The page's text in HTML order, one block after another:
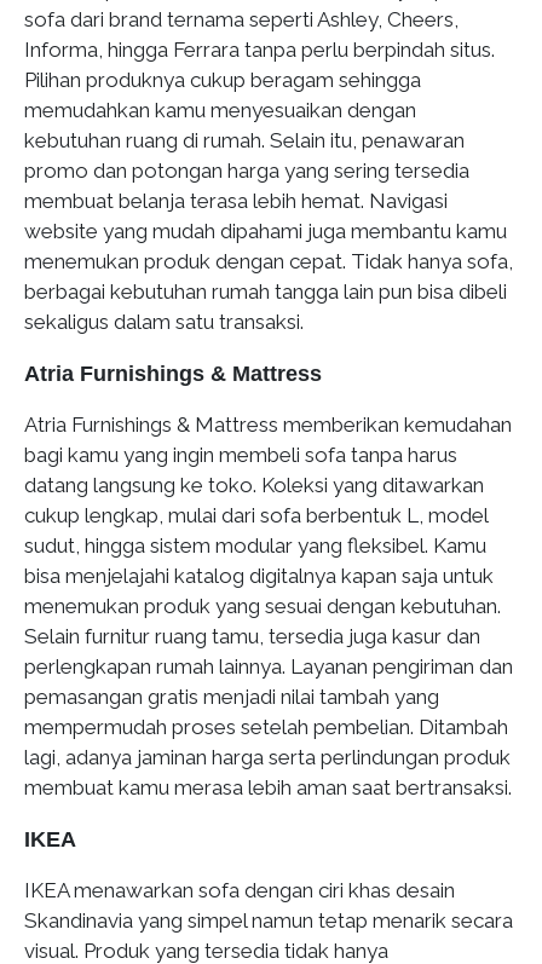
sofa dari brand ternama seperti Ashley, Cheers,
Informa, hingga Ferrara tanpa perlu berpindah situs.
Pilihan produknya cukup beragam sehingga
memudahkan kamu menyesuaikan dengan
kebutuhan ruang di rumah. Selain itu, penawaran
promo dan potongan harga yang sering tersedia
membuat belanja terasa lebih hemat. Navigasi
website yang mudah dipahami juga membantu kamu
menemukan produk dengan cepat. Tidak hanya sofa,
berbagai kebutuhan rumah tangga lain pun bisa dibeli
sekaligus dalam satu transaksi.
Atria Furnishings & Mattress
Atria Furnishings & Mattress memberikan kemudahan
bagi kamu yang ingin membeli sofa tanpa harus
datang langsung ke toko. Koleksi yang ditawarkan
cukup lengkap, mulai dari sofa berbentuk L, model
sudut, hingga sistem modular yang fleksibel. Kamu
bisa menjelajahi katalog digitalnya kapan saja untuk
menemukan produk yang sesuai dengan kebutuhan.
Selain furnitur ruang tamu, tersedia juga kasur dan
perlengkapan rumah lainnya. Layanan pengiriman dan
pemasangan gratis menjadi nilai tambah yang
mempermudah proses setelah pembelian. Ditambah
lagi, adanya jaminan harga serta perlindungan produk
membuat kamu merasa lebih aman saat bertransaksi.
IKEA
IKEA menawarkan sofa dengan ciri khas desain
Skandinavia yang simpel namun tetap menarik secara
visual. Produk yang tersedia tidak hanya